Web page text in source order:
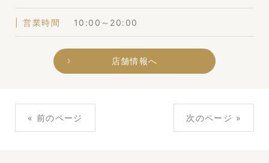
営業時間 10:00～20:00
店舗情報へ
« 前のページ 次のページ »